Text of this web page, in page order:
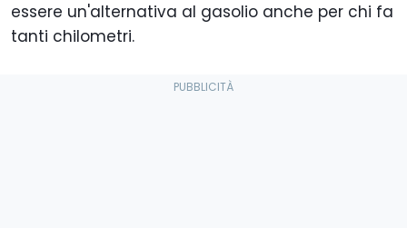
essere un'alternativa al gasolio anche per chi fa
tanti chilometri.